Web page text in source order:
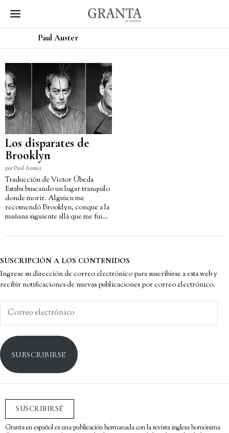
Paul Auster
Los disparates de
Brooklyn
porPaul Auster
Traducción de Víctor Úbeda
Estaba buscando un lugar tranquilo
donde morir. Alguien me
recomendó Brooklyn, conque a la
mañana siguiente allá que me fui…
SUSCRIPCIÓN A LOS CONTENIDOS
Ingrese su dirección de correo electrónico para suscribirse a esta web y
recibir notificaciones de nuevas publicaciones por correo electrónico.
electrónico
SUBSCRIBIRSE
SUSCRIBIRSE
Granta en español es una publicación hermanada con la revista inglesa homónima